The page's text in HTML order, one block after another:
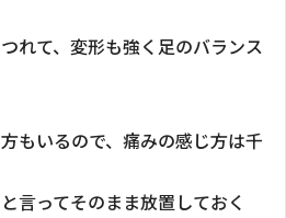
れて、変形も強く足のバランス
もいるので、痛みの感じ方は千
言ってそのまま放置しておく